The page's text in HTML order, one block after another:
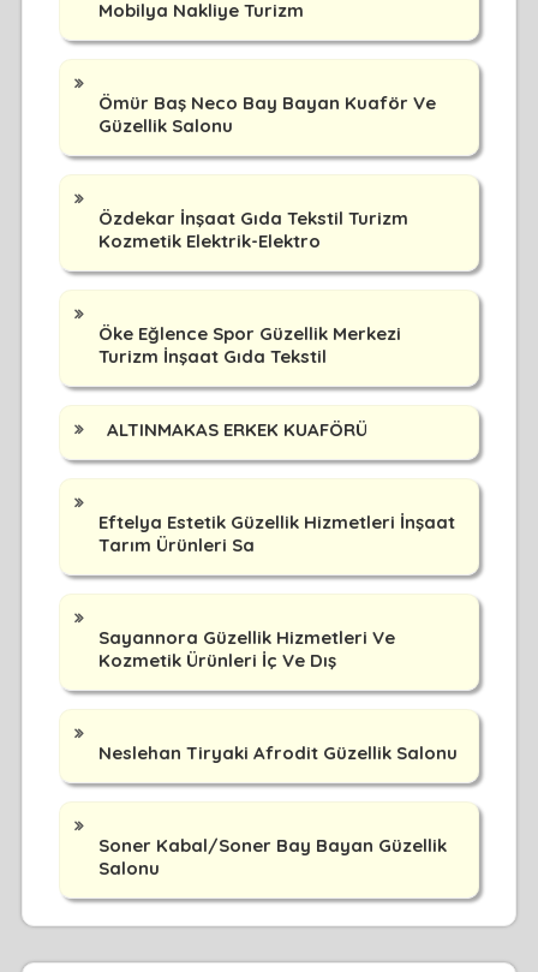
Mobilya Nakliye Turizm
Ömür Baş Neco Bay Bayan Kuaför Ve
Güzellik Salonu
Özdekar İnşaat Gıda Tekstil Turizm
Kozmetik Elektrik-Elektro
Öke Eğlence Spor Güzellik Merkezi
Turizm İnşaat Gıda Tekstil
ALTINMAKAS ERKEK KUAFÖRÜ
Eftelya Estetik Güzellik Hizmetleri İnşaat
Tarım Ürünleri Sa
Sayannora Güzellik Hizmetleri Ve
Kozmetik Ürünleri İç Ve Dış
Neslehan Tiryaki Afrodit Güzellik Salonu
Soner Kabal/Soner Bay Bayan Güzellik
Salonu